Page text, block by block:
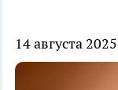
14 августа 2025